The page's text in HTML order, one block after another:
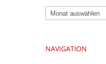
Archiv
NAVIGATION